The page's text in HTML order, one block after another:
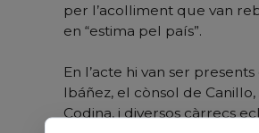
per l’acolliment que van
en “estima pel país”.
En l’acte hi van ser
Ibáñez, el cònsol de
Codina, i diversos càrrecs